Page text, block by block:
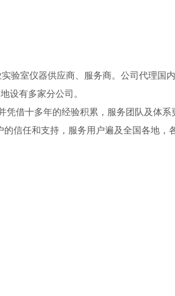
验室仪器供应商、服务商。公司代理国
设有多家分公司。
凭借十多年的经验积累，服务团队及体系
信任和支持，服务用户遍及全国各地，